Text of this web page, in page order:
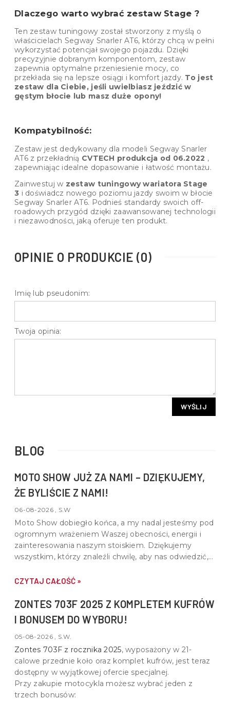
Dlaczego warto wybrać zestaw Stage ?
Ten zestaw tuningowy został stworzony z myślą o
właścicielach Segway Snarler AT6, którzy chcą w pełni
wykorzystać potencjał swojego pojazdu. Dzięki
precyzyjnie dobranym komponentom, zestaw
zapewnia optymalne przeniesienie mocy, co
przekłada się na lepsze osiągi i komfort jazdy. To jest
zestaw dla Ciebie, jeśli uwielbiasz jeździć w
gęstym błocie lub masz duże opony!
Kompatybilność:
Zestaw jest dedykowany dla modeli Segway Snarler
AT6 z przekładnią CVTECH produkcja od 06.2022 ,
zapewniając idealne dopasowanie i łatwość montażu.
Zainwestuj w zestaw tuningowy wariatora Stage
3 i doświadcz nowego poziomu jazdy swoim w błocie
Segway Snarler AT6. Podnieś standardy swoich off-
roadowych przygód dzięki zaawansowanej technologii
i niezawodności, jaką oferuje ten produkt.
OPINIE O PRODUKCIE (0)
Imię lub pseudonim:
Twoja opinia:
WYŚLIJ
BLOG
MOTO SHOW JUŻ ZA NAMI – DZIĘKUJEMY,
ŻE BYLIŚCIE Z NAMI!
06-08-2026 , S.W
Moto Show dobiegło końca, a my nadal jesteśmy pod
ogromnym wrażeniem Waszej obecności, energii i
zainteresowania naszym stoiskiem. Dziękujemy
wszystkim, którzy znaleźli chwilę, aby nas odwiedzić,
do motoryzacji.
CZYTAJ CAŁOŚĆ »
ZONTES 703F 2025 Z KOMPLETEM KUFRÓW
I BONUSEM DO WYBORU!
05-08-2026 , S.W.
Zontes 703F z rocznika 2025, wyposażony w 21-
calowe przednie koło oraz komplet kufrów, jest teraz
dostępny w wyjątkowej ofercie specjalnej.
Przy zakupie motocykla możesz wybrać jeden z
trzech bonusów: